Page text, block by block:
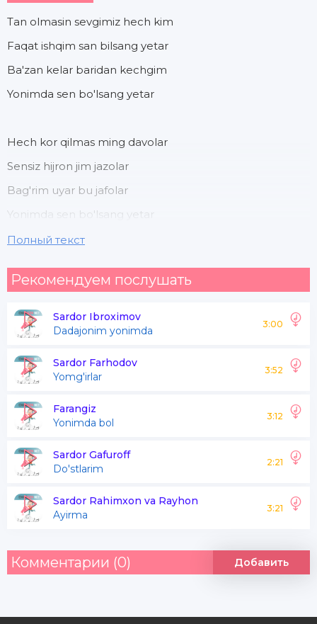
Tan olmasin sevgimiz hech kim
Faqat ishqim san bilsang yetar
Ba'zan kelar baridan kechgim
Yonimda sen bo'lsang yetar
Hech kor qilmas ming davolar
Sensiz hijron jim jazolar
Bag'rim uyar bu jafolar
Yonimda sen bo'lsang yetar
Senga muhtoj bu holimda
Qo'limdan tut ne bo'lsa ham
Bir umr qol yonimda
Jonga tegdi g'avg'olar ham
Soxta ishqning ro'yolari ham
Boshdan qolsin dunyolari ham
Yonimda sen bo'lsang yetar
Sen bo'lmasang nima qilardim
Bu dunyoga qayta kelardim
Yonimda sen bo'lsang yetar
Полный текст
Рекомендуем послушать
Sardor Ibroximov
Dadajonim yonimda
3:00
Sardor Farhodov
Yomg'irlar
3:52
Farangiz
Yonimda bol
3:12
Sardor Gafuroff
Do'stlarim
2:21
Sardor Rahimxon va Rayhon
Ayirma
3:21
Комментарии (0) Добавить